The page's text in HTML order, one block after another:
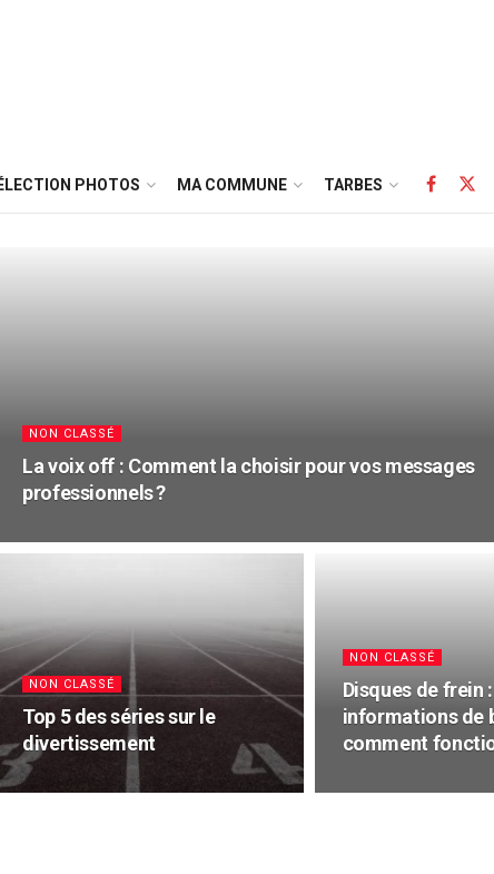
PHOTOS MA COMMUNE TARBES
NON CLASSÉ
La voix off : Comment la choisir pour vos messages
professionnels ?
NON CLASSÉ
Top 5 des séries sur le
divertissement
NON CLASSÉ
Disques de frein :
informations de
comment